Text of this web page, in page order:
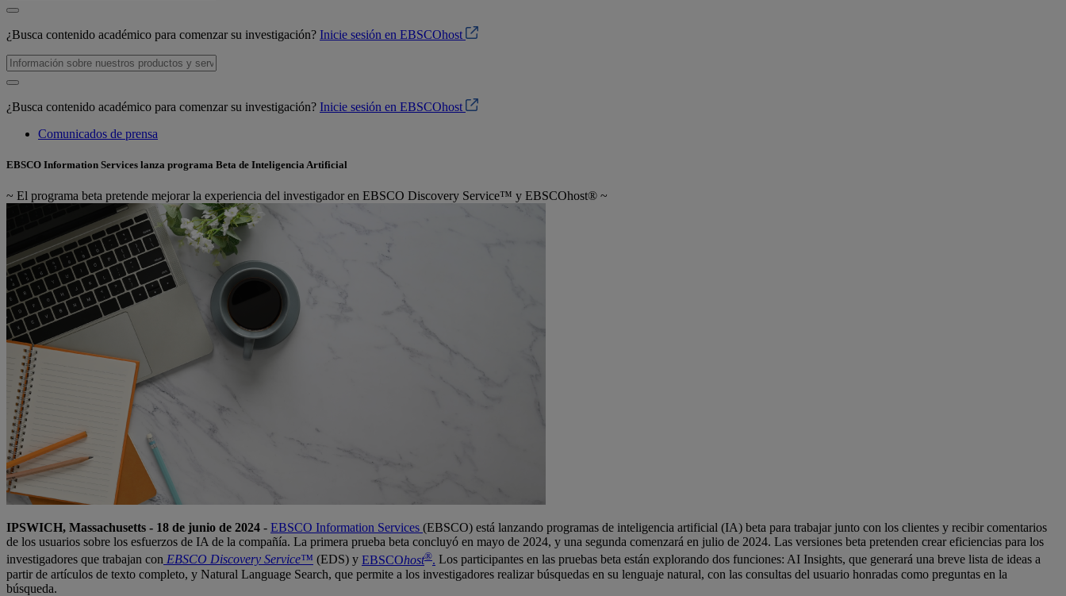
¿Busca contenido académico para comenzar su investigación? Inicie sesión en EBSCOhost
¿Busca contenido académico para comenzar su investigación? Inicie sesión en EBSCOhost
Comunicados de prensa
EBSCO Information Services lanza programa Beta de Inteligencia Artificial
~ El programa beta pretende mejorar la experiencia del investigador en EBSCO Discovery Service™ y EBSCOhost® ~
IPSWICH, Massachusetts - 18 de junio de 2024 - EBSCO Information Services (EBSCO) está lanzando programas de inteligencia artificial (IA) beta para trabajar junto con los clientes y recibir comentarios
de los usuarios sobre los esfuerzos de IA de la compañía. La primera prueba beta concluyó en mayo de 2024, y una segunda comenzará en julio de 2024. Las versiones beta pretenden crear eficiencias para los
investigadores que trabajan con EBSCO Discovery Service™ (EDS) y EBSCOhost®. Los participantes en las pruebas beta están explorando dos funciones: AI Insights, que generará una breve lista de ideas a
partir de artículos de texto completo, y Natural Language Search, que permite a los investigadores realizar búsquedas en su lenguaje natural, con las consultas del usuario honradas como preguntas en la
búsqueda.